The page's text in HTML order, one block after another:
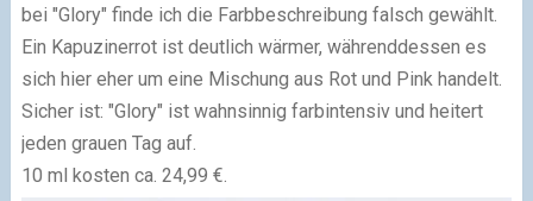
bei "Glory" finde ich die Farbbeschreibung falsch gewählt.
Ein Kapuzinerrot ist deutlich wärmer, währenddessen es
sich hier eher um eine Mischung aus Rot und Pink handelt.
Sicher ist: "Glory" ist wahnsinnig farbintensiv und heitert
jeden grauen Tag auf.
10 ml kosten ca. 24,99 €.